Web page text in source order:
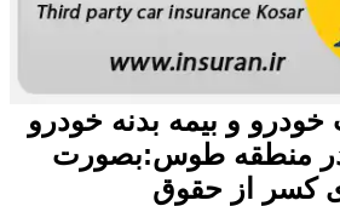
و بیمه بدنه خودرو
منطقه طوس:بصورت
کسر از حقوق